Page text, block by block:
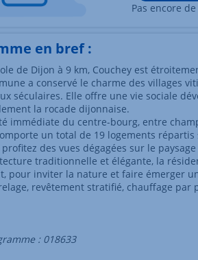
Pas encore
en bref :
de Dijon à 9 km, Couchey est
a conservé le charme des villages
séculaires. Elle offre une vie sociale
la rocade dijonnaise.
immédiate du centre-bourg, entre
un total de 19 logements
des vues dégagées sur le
traditionnelle et élégante, la
pour inviter la nature et faire émerger
revêtement stratifié, chauffage
: 018633